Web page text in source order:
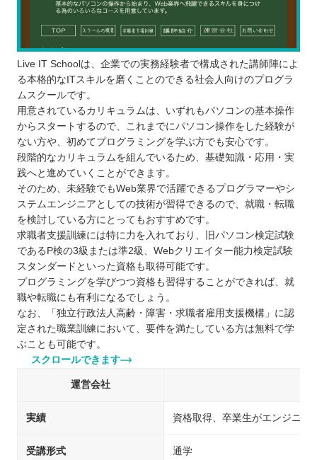
Live IT Schoolは、企業での実務経験者で構成された講師陣によ
る本格的なITスキルを磨くことのできる社会人向けのプログラ
ムスクールです。
用意されているカリキュラムは、いずれもパソコンの基本操作
からスタートするので、これまでにパソコン操作をした経験が
ない方や、初めてプログラミングを学ぶ方でも安心です。
段階的なカリキュラムを組んでいるため、基礎知識・応用・実
践へと進めていくことができます。
そのため、未経験でもWeb業界で活躍できるプログラマーやシ
ステムエンジニアとしての技術が習得できるので、就職・転職
を検討している方にとってもおすすめです。
求職者支援訓練には特に力を入れており、旧パソコン検定試験
であるP検の3級または準2級、Webクリエイター能力検定試験
スタンダードといった資格も取得可能です。
プログラミングを学びつつ資格も習得することができれば、就
職や転職にも有利になるでしょう。
なお、「独立行政法人高齢・障害・求職者雇用支援機構」に認
定された職業訓練において、要件を満たしている方は無料で学
ぶことも可能です。
スクロールできます
運営会社
実績 資格取得、卒業生がエンジニア
受講形式 通学